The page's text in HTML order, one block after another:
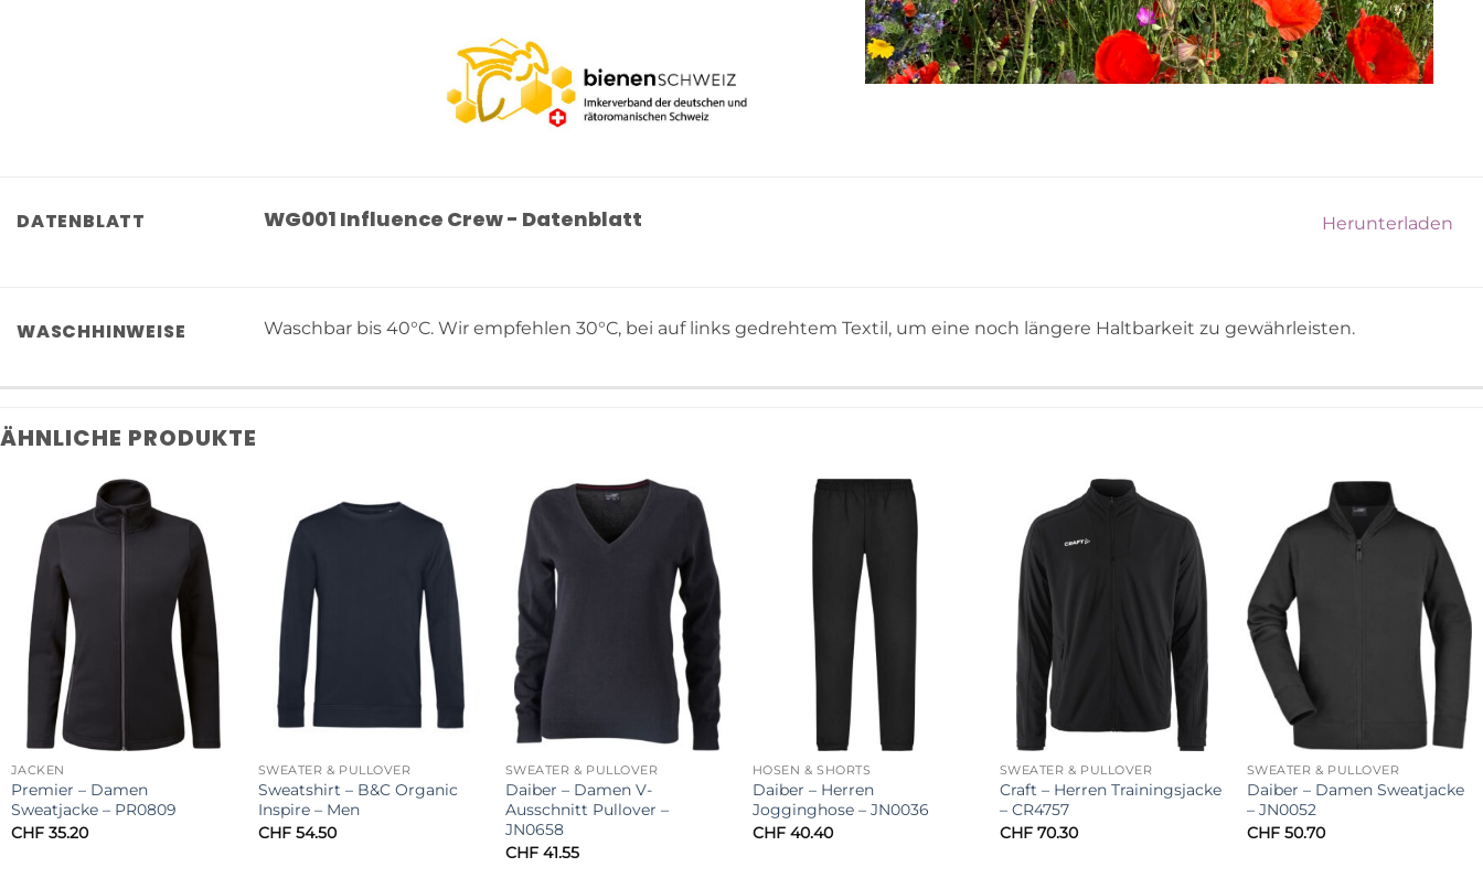
DATENBLATT WG001 Influence Crew - Datenblatt Herunterladen
WASCHHINWEISE Waschbar bis 40°C. Wir empfehlen 30°C, bei auf links gedrehtem Textil, um eine noch längere Haltbarkeit zu gewährleisten.
ÄHNLICHE PRODUKTE
JACKEN
Premier – Damen
Sweatjacke – PR0809
CHF35.20
SWEATER & PULLOVER
Sweatshirt – B&C Organic
Inspire – Men
CHF54.50
SWEATER & PULLOVER
Daiber – Damen V-
Ausschnitt Pullover –
JN0658
CHF41.55
HOSEN & SHORTS
Daiber – Herren
Jogginghose – JN0036
CHF40.40
SWEATER & PULLOVER
Craft – Herren Trainingsjacke
– CR4757
CHF70.30
SWEATER & PULLOVER
Daiber – Damen Sweatjacke
– JN0052
CHF50.70